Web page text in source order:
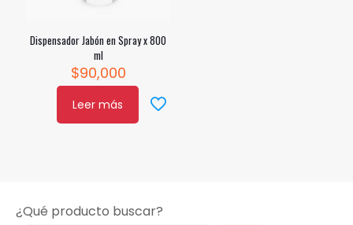
Dispensador Jabón en Spray x 800
ml
$90,000
Leer más
¿Qué producto buscar?